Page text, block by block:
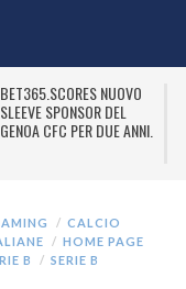
BET365.SCORES NUOVO
SLEEVE SPONSOR DEL
GENOA CFC PER DUE ANNI.
CALCIO
HOME PAGE
B
SERIE B